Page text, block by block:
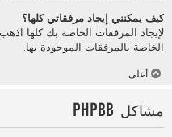
كيف يمكنني إيجاد مرفقاتي كلها؟
لإيجاد المرفقات الخاصة بك كلها
الخاصة بالمرفقات الموجودة بها.
أعلى
مشاكل phpBB